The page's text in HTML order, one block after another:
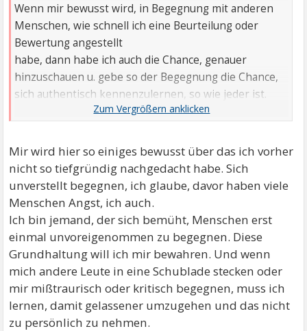
Wenn mir bewusst wird, in Begegnung mit anderen
Menschen, wie schnell ich eine Beurteilung oder
Bewertung angestellt
habe, dann habe ich auch die Chance, genauer
hinzuschauen u. gebe so der Begegnung die Chance,
sich authentisch kennenzulernen, so wie jeder ist.
So ist es möglich, sich unverstellt zu begegnen - ohne
verbieten muss. Dies passiert durch Bewusstheit!
Mir wird hier so einiges bewusst über das ich vorher
nicht so tiefgründig nachgedacht habe. Sich
unverstellt begegnen, ich glaube, davor haben viele
Menschen Angst, ich auch.
Ich bin jemand, der sich bemüht, Menschen erst
einmal unvoreigenommen zu begegnen. Diese
Grundhaltung will ich mir bewahren. Und wenn
mich andere Leute in eine Schublade stecken oder
mir mißtraurisch oder kritisch begegnen, muss ich
lernen, damit gelassener umzugehen und das nicht
zu persönlich zu nehmen.